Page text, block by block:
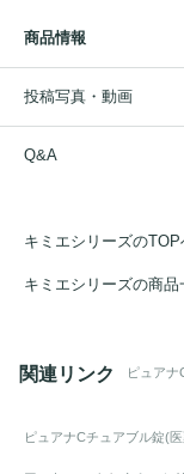
商品情報
投稿写真・動画
Q&A
キミエシリーズのTOP
キミエシリーズの商品
関連リンク ピュアナ
ピュアナCチュアブル錠(